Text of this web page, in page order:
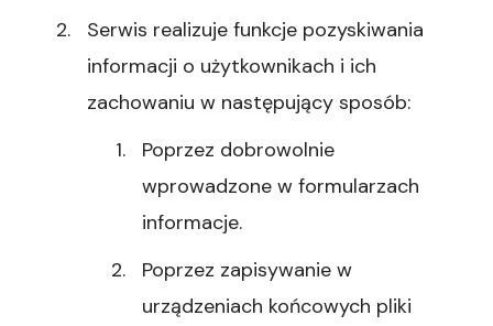
Serwis realizuje funkcje pozyskiwania
informacji o użytkownikach i ich
zachowaniu w następujący sposób:
Poprzez dobrowolnie
wprowadzone w formularzach
informacje.
Poprzez zapisywanie w
urządzeniach końcowych pliki